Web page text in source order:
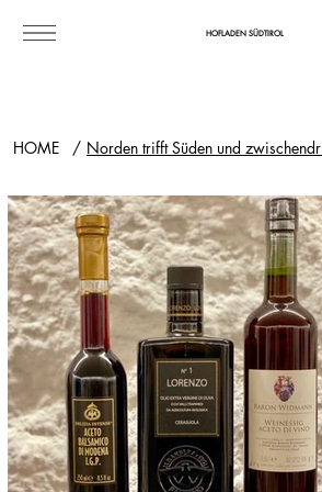
HOFLADEN SÜDTIROL
HOME / Norden trifft Süden und